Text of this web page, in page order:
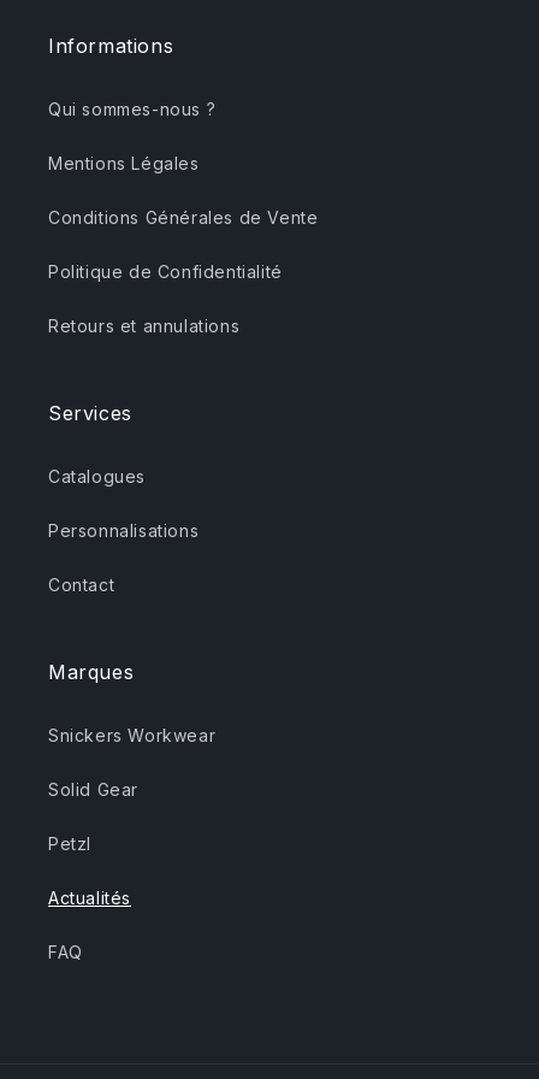
Informations
Qui sommes-nous ?
Mentions Légales
Conditions Générales de Vente
Politique de Confidentialité
Retours et annulations
Services
Catalogues
Personnalisations
Contact
Marques
Snickers Workwear
Solid Gear
Petzl
Actualités
FAQ